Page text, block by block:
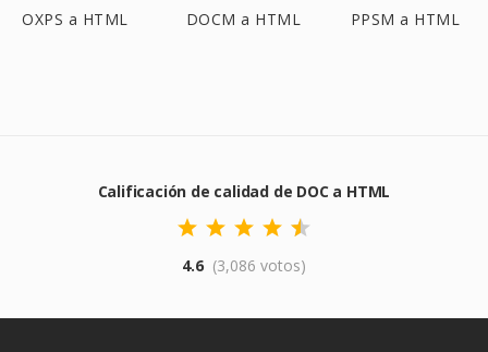
OXPS a HTML DOCM a HTML PPSM a HTML
Calificación de calidad de DOC a HTML
4.6 (3,086 votos)